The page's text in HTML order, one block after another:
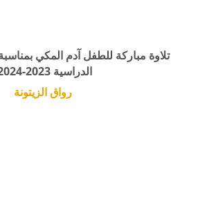
تلاوة مباركة للطفل آدم المكي
الدراسية 2023-2024
رواق الزيتونة